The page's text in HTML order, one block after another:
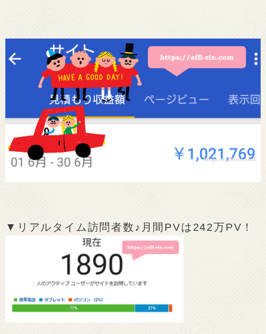
▼リアルタイム訪問者数♪月間PVは242万PV！